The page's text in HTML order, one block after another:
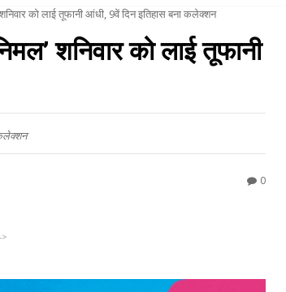
को लाई तूफानी आंधी, 9वें दिन इतिहास बना कलेक्शन
शनिवार को लाई तूफानी
0